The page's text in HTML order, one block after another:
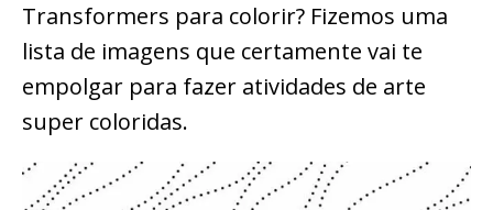
Transformers para colorir? Fizemos uma
lista de imagens que certamente vai te
empolgar para fazer atividades de arte
super coloridas.